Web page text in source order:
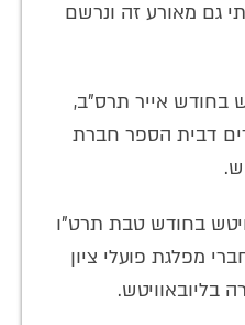
גם מאורע זה ונרשם
בחודש אייר תרס"ב,
דבית הספר חברת
בחודש טבת תרט"ו
מפלגת פועלי ציון
בליובאוויטש.